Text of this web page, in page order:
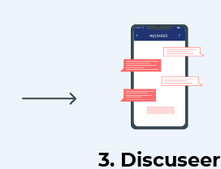
3. Discuseer